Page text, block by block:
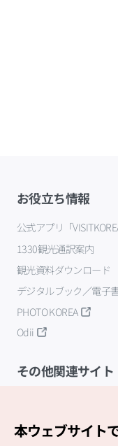
お役立ち情報
公式アプリ「
1330観光通訳案内
観光資料ダウンロード
デジタルブック／電子
PHOTO KOREA
Odii
その他関連サイト
本ウェブサイト